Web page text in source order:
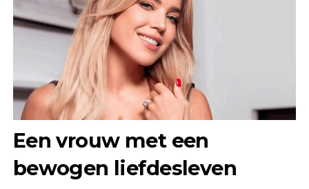
Een vrouw met een
bewogen liefdesleven